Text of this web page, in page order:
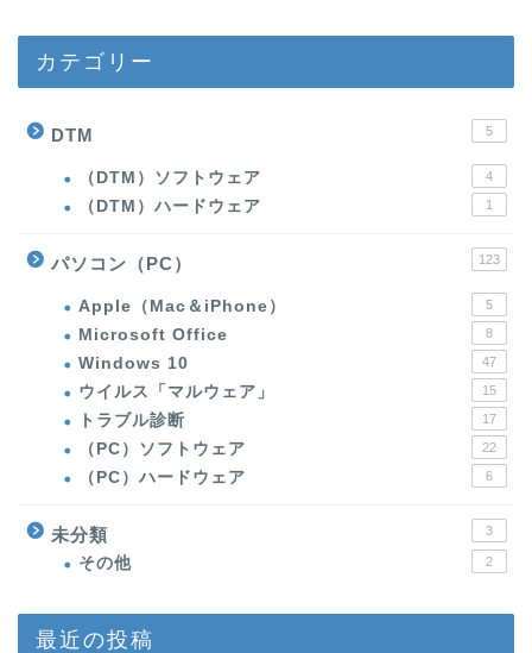
カテゴリー
DTM 5
（DTM）ソフトウェア 4
（DTM）ハードウェア 1
パソコン（PC） 123
Apple（Mac＆iPhone） 5
Microsoft Office 8
Windows 10 47
ウイルス「マルウェア」 15
トラブル診断 17
（PC）ソフトウェア 22
（PC）ハードウェア 6
未分類 3
その他 2
最近の投稿